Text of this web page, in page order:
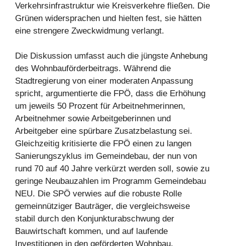
Verkehrsinfrastruktur wie Kreisverkehre fließen. Die
Grünen widersprachen und hielten fest, sie hätten
eine strengere Zweckwidmung verlangt.
Die Diskussion umfasst auch die jüngste Anhebung
des Wohnbauförderbeitrags. Während die
Stadtregierung von einer moderaten Anpassung
spricht, argumentierte die FPÖ, dass die Erhöhung
um jeweils 50 Prozent für Arbeitnehmerinnen,
Arbeitnehmer sowie Arbeitgeberinnen und
Arbeitgeber eine spürbare Zusatzbelastung sei.
Gleichzeitig kritisierte die FPÖ einen zu langen
Sanierungszyklus im Gemeindebau, der nun von
rund 70 auf 40 Jahre verkürzt werden soll, sowie zu
geringe Neubauzahlen im Programm Gemeindebau
NEU. Die SPÖ verwies auf die robuste Rolle
gemeinnütziger Bauträger, die vergleichsweise
stabil durch den Konjunkturabschwung der
Bauwirtschaft kommen, und auf laufende
Investitionen in den geförderten Wohnbau.